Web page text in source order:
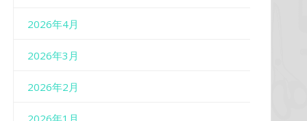
2026年4月
2026年3月
2026年2月
2026年1月